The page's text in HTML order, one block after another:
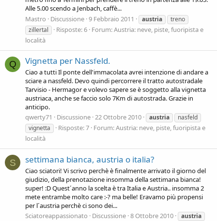
Alle 5.00 scendo a Jenbach, caffè...
Mastro
Discussione 9 Febbraio 2011 austria
treno
zillertal
Risposte: 6 Forum:Austria: neve, piste, fuoripista e
località
Q Vignetta per Nassfeld.
Ciao a tutti Il ponte dell'immacolata avrei intenzione di andare a
sciare a nassfeld. Devo quindi percorrere il tratto autostradale
Tarvisio - Hermagor e volevo sapere se è soggetto alla vignetta
austriaca, anche se faccio solo 7Km di autostrada. Grazie in
anticipo.
qwerty71
Discussione 22 Ottobre 2010 austria
nasfeld
vignetta
Risposte: 7 Forum:Austria: neve, piste, fuoripista e
località
S settimana bianca, austria o italia?
Ciao sciatori! Vi scrivo perchè è finalmente arrivato il giorno del
giudizio, della prenotazione insomma della settimana bianca!
super! :D Quest´anno la scelta è tra Italia e Austria.. insomma 2
mete entrambe molto care :-? ma belle! Eravamo più propensi
per l´austria perchè ci sono dei...
Sciatoreappassionato
Discussione 8 Ottobre 2010 austria